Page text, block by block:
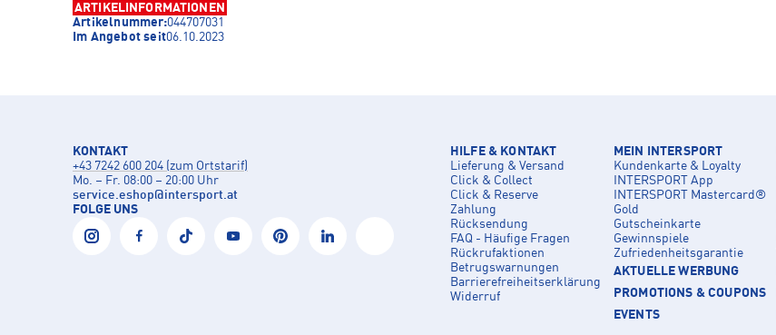
ARTIKELINFORMATIONEN
Artikelnummer:044707031
Im Angebot seit06.10.2023
KONTAKT
+43 7242 600 204 (zum Ortstarif)
Mo. – Fr. 08:00 – 20:00 Uhr
service.eshop@intersport.at
FOLGE UNS
HILFE & KONTAKT
Lieferung & Versand
Click & Collect
Click & Reserve
Zahlung
Rücksendung
FAQ - Häufige Fragen
Rückrufaktionen
Betrugswarnungen
Barrierefreiheitserklärung
Widerruf
MEIN INTERSPORT
Kundenkarte & Loyalty
INTERSPORT App
INTERSPORT Mastercard®
Gold
Gutscheinkarte
Gewinnspiele
Zufriedenheitsgarantie
AKTUELLE WERBUNG
PROMOTIONS & COUPONS
EVENTS